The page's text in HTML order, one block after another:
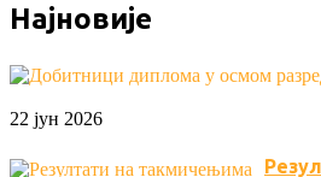
Најновије
22 јун 2026